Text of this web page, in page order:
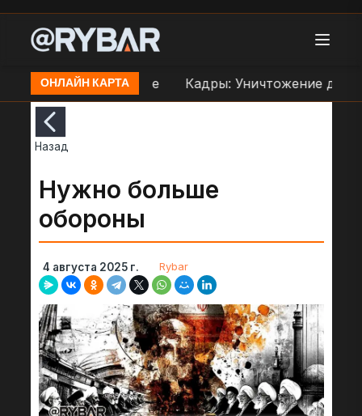
ОНЛАЙН КАРТА
ВСУ в Орехове Кадры: Уничтожение
Назад
Нужно больше
обороны
4 августа 2025 г. Rybar